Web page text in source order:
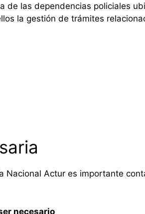
de las dependencias policiales
la gestión de trámites
Nacional Actur es importante
necesario